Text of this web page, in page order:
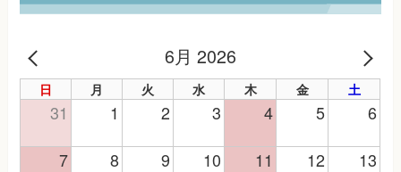
PREV
6月 2026
日 月 火 水 木 金 土
31 1 2 3 4 5 6
7 8 9 10 11 12 13